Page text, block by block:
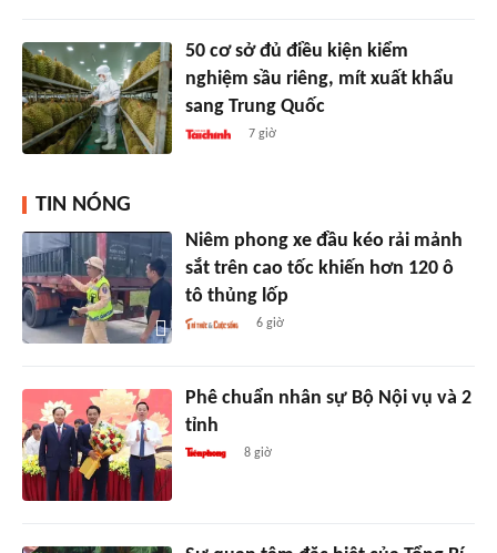
50 cơ sở đủ điều kiện kiểm
nghiệm sầu riêng, mít xuất khẩu
sang Trung Quốc
7 giờ
TIN NÓNG
Niêm phong xe đầu kéo rải mảnh
sắt trên cao tốc khiến hơn 120 ô
tô thủng lốp
6 giờ
Phê chuẩn nhân sự Bộ Nội vụ và 2
tỉnh
8 giờ